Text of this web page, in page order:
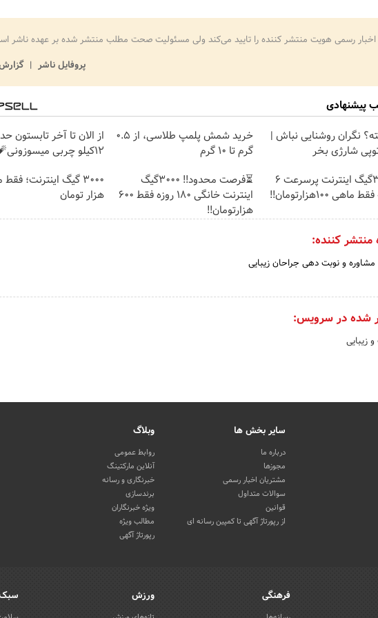
اخبار رسمی هویت منتشر کننده را تایید می‌کند ولی مسئولیت صحت مطلب منتشر شده بر عهده ناشر
پروفایل ناشر
پیشنهادی
نگران روشنایی نباش |
شارژی بخر
خرید شمش پلمپ طلاسی، از ۰.۵
گرم تا ۱۰ گرم
از الان تا آخر تابستون
12کیلو چربی میسوزونی🧨
☄️3000گیگ اینترنت پرسرعت 6
100هزارتومان!!
⏳فرصت محدود!! 3000گیگ
اینترنت خانگی 180 روزه فقط 600
هزارتومان!!
هزار تومان
منتشر کننده:
مشاوره و نوبت دهی جراحان زیبایی
شده در سرویس:
زیبایی
سایر بخش ها
درباره ما
مجوزها
مشتریان اخبار رسمی
سوالات متداول
قوانین
از رپورتاژ آگهی تا کمپین رسانه ای
وبلاگ
روابط عمومی
آنلاین مارکتینگ
خبرنگاری و رسانه
برندسازی
ویژه خبرنگاران
مطالب ویژه
رپورتاژ آگهی
فرهنگی ورزش